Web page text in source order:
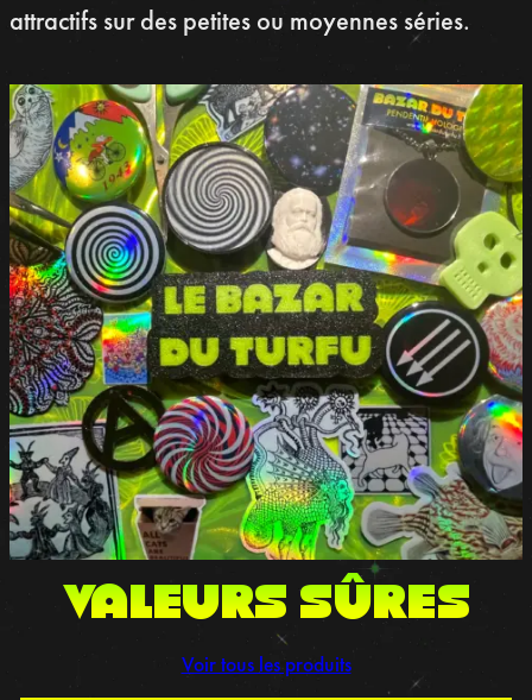
attractifs sur des petites ou moyennes séries.
VALEURS sûres
Voir tous les produits